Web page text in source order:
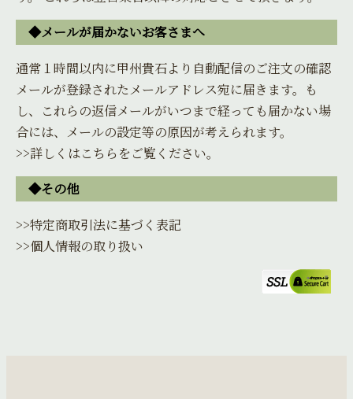
◆メールが届かないお客さまへ
通常１時間以内に甲州貴石より自動配信のご注文の確認
メールが登録されたメールアドレス宛に届きます。も
し、これらの返信メールがいつまで経っても届かない場
合には、メールの設定等の原因が考えられます。
>>詳しくはこちらをご覧ください。
◆その他
>>特定商取引法に基づく表記
>>個人情報の取り扱い